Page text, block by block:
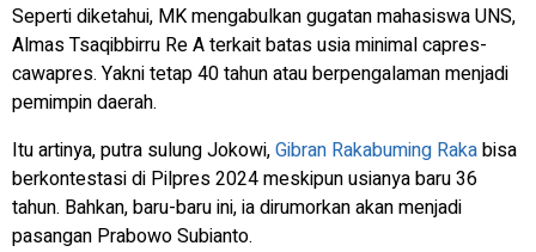
Seperti diketahui, MK mengabulkan gugatan mahasiswa UNS,
Almas Tsaqibbirru Re A terkait batas usia minimal capres-
cawapres. Yakni tetap 40 tahun atau berpengalaman menjadi
pemimpin daerah.
Itu artinya, putra sulung Jokowi,Gibran Rakabuming Rakabisa
berkontestasi di Pilpres 2024 meskipun usianya baru 36
tahun. Bahkan, baru-baru ini, ia dirumorkan akan menjadi
pasangan Prabowo Subianto.